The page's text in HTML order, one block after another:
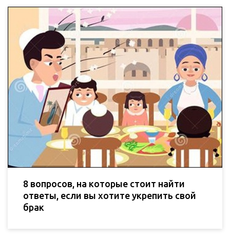
8 вопросов, на которые стоит найти
ответы, если вы хотите укрепить свой
брак